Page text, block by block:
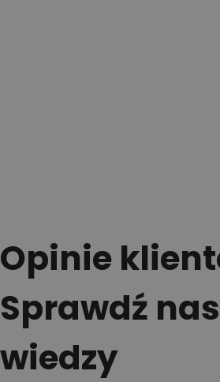
Opinie
Sprawdź
wiedzy